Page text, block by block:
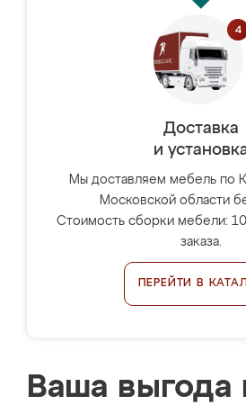
Доставка
и
Мы доставляем мебель по
Московской области
Стоимость сборки мебели:
заказа.
ПЕРЕЙТИ В
Ваша выгода